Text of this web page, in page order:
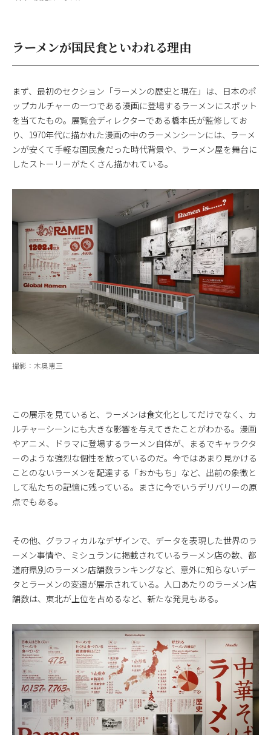
ラーメンが国民食といわれる理由
まず、最初のセクション「ラーメンの歴史と現在」は、日本のポ
ップカルチャーの一つである漫画に登場するラーメンにスポット
を当てたもの。展覧会ディレクターである橋本氏が監修してお
り、1970年代に描かれた漫画の中のラーメンシーンには、ラーメ
ンが安くて手軽な国民食だった時代背景や、ラーメン屋を舞台に
したストーリーがたくさん描かれている。
撮影：木奥恵三
この展示を見ていると、ラーメンは食文化としてだけでなく、カ
ルチャーシーンにも大きな影響を与えてきたことがわかる。漫画
やアニメ、ドラマに登場するラーメン自体が、まるでキャラクタ
ーのような強烈な個性を放っているのだ。今ではあまり見かける
ことのないラーメンを配達する「おかもち」など、出前の象徴と
して私たちの記憶に残っている。まさに今でいうデリバリーの原
点でもある。
その他、グラフィカルなデザインで、データを表現した世界のラ
ーメン事情や、ミシュランに掲載されているラーメン店の数、都
道府県別のラーメン店舗数ランキングなど、意外に知らないデー
タとラーメンの変遷が展示されている。人口あたりのラーメン店
舗数は、東北が上位を占めるなど、新たな発見もある。